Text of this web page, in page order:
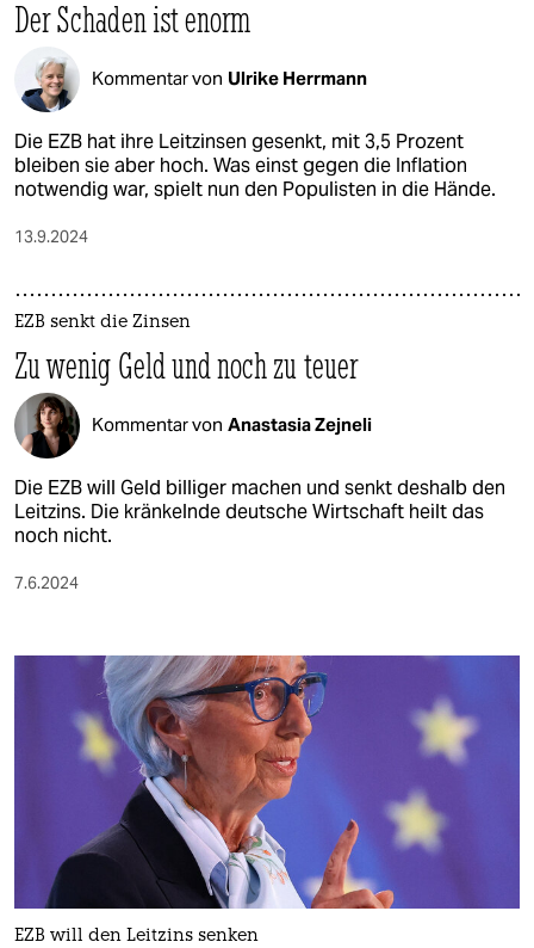
Der Schaden ist enorm
Kommentar von Ulrike Herrmann
Die EZB hat ihre Leitzinsen gesenkt, mit 3,5 Prozent
bleiben sie aber hoch. Was einst gegen die Inflation
notwendig war, spielt nun den Populisten in die Hände.
13.9.2024
EZB senkt die Zinsen
Zu wenig Geld und noch zu teuer
Kommentar von Anastasia Zejneli
Die EZB will Geld billiger machen und senkt deshalb den
Leitzins. Die kränkelnde deutsche Wirtschaft heilt das
noch nicht.
7.6.2024
EZB will den Leitzins senken